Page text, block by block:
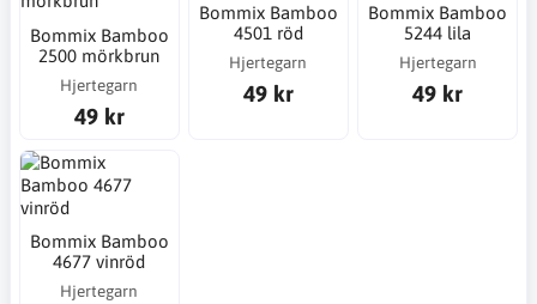
Bommix Bamboo
2500 mörkbrun
Hjertegarn
49 kr
Bommix Bamboo
4501 röd
Hjertegarn
49 kr
Bommix Bamboo
5244 lila
Hjertegarn
49 kr
Bommix Bamboo
4677 vinröd
Hjertegarn